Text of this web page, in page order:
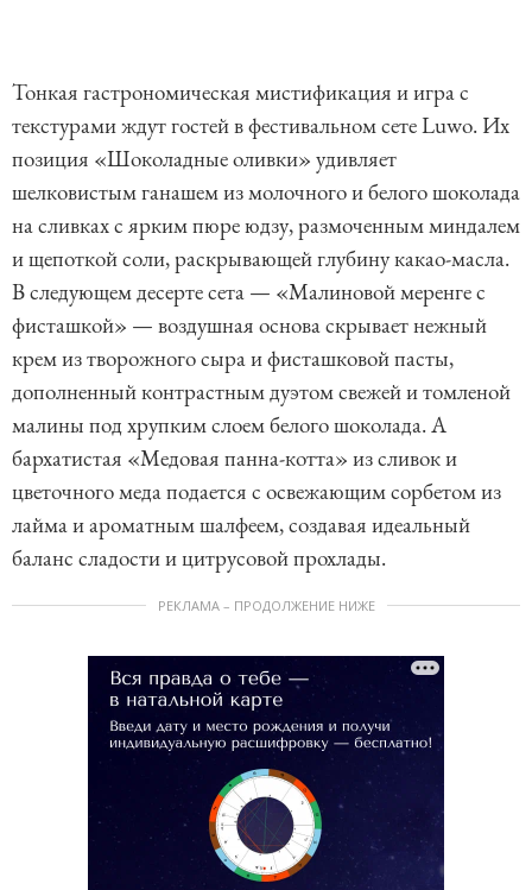
Тонкая гастрономическая мистификация и игра с
текстурами ждут гостей в фестивальном сете Luwo. Их
позиция «Шоколадные оливки» удивляет
шелковистым ганашем из молочного и белого шоколада
на сливках с ярким пюре юдзу, размоченным миндалем
и щепоткой соли, раскрывающей глубину какао-масла.
В следующем десерте сета — «Малиновой меренге с
фисташкой» — воздушная основа скрывает нежный
крем из творожного сыра и фисташковой пасты,
дополненный контрастным дуэтом свежей и томленой
малины под хрупким слоем белого шоколада. А
бархатистая «Медовая панна-котта» из сливок и
цветочного меда подается с освежающим сорбетом из
лайма и ароматным шалфеем, создавая идеальный
баланс сладости и цитрусовой прохлады.
РЕКЛАМА – ПРОДОЛЖЕНИЕ НИЖЕ